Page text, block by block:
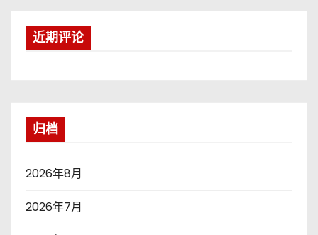
近期评论
归档
2026年8月
2026年7月